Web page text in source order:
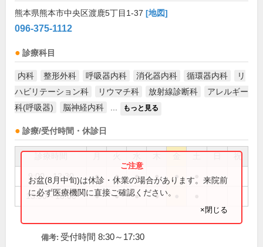
熊本県熊本市中央区渡鹿5丁目1-37 [地図]
096-375-1112
診療科目
内科 整形外科 呼吸器内科 消化器内科 循環器内科
リ
ハビリテーション科
リウマチ科 放射線診断科
アレルギー
科(呼吸器)
脳神経内科 もっと見る
診療/受付時間・休診日
祝
9:00～12:30 ● ● ● ● ●
13:30～18:00 ● ● ● ●
お盆(8月中旬)は休診・休業の場合があります。来院前
に必ず医療機関に直接ご確認ください。
×閉じる
備考: 受付時間 8:30～17:30